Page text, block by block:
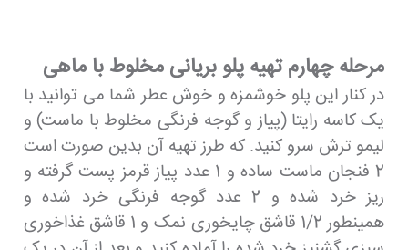
مرحله چهارم تهیه پلو بریانی مخلوط با ماهی
در کنار این پلو خوشمزه و خوش عطر شما می توانید با
یک کاسه رایتا (پیاز و گوجه فرنگی مخلوط با ماست) و
لیمو ترش سرو کنید. که طرز تهیه آن بدین صورت است
2 فنجان ماست ساده و 1 عدد پیاز قرمز پست گرفته و
ریز خرد شده و 2 عدد گوجه فرنگی خرد شده و
همینطور 1/2 قاشق چایخوری نمک و 1 قاشق غذاخوری